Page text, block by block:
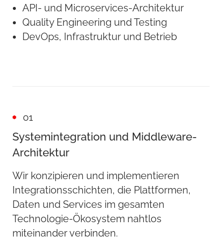
API- und Microservices-Architektur
Quality Engineering und Testing
DevOps, Infrastruktur und Betrieb
01
Systemintegration und Middleware-
Architektur
Wir konzipieren und implementieren
Integrationsschichten, die Plattformen,
Daten und Services im gesamten
Technologie-Ökosystem nahtlos
miteinander verbinden.